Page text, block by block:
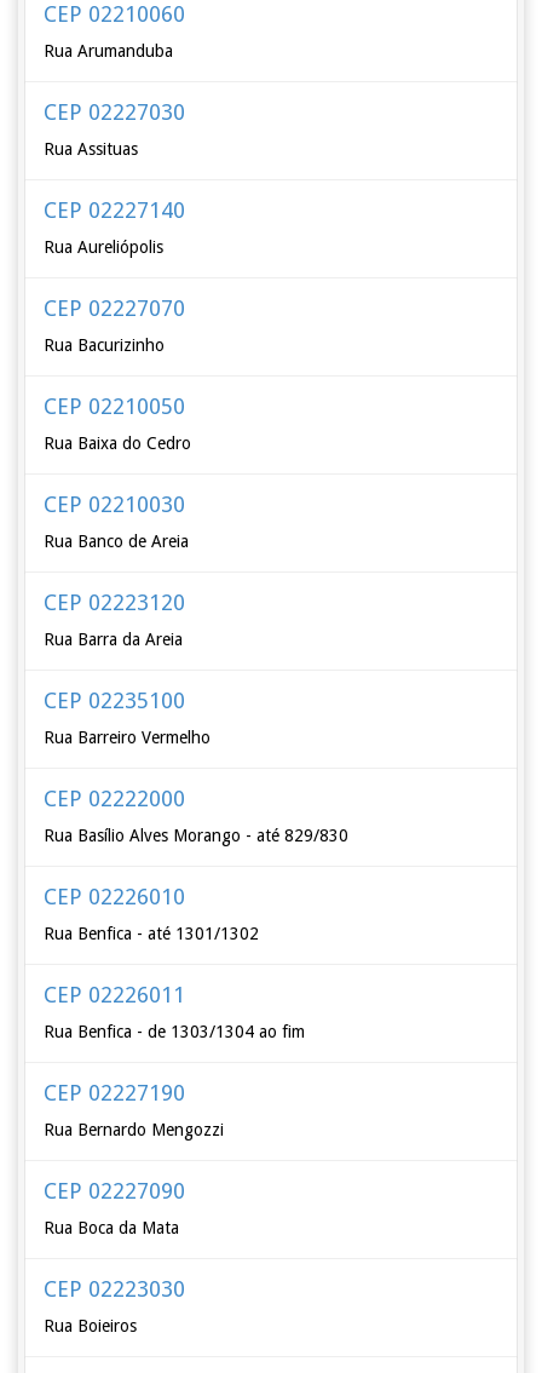
CEP 02210060
Rua Arumanduba
CEP 02227030
Rua Assituas
CEP 02227140
Rua Aureliópolis
CEP 02227070
Rua Bacurizinho
CEP 02210050
Rua Baixa do Cedro
CEP 02210030
Rua Banco de Areia
CEP 02223120
Rua Barra da Areia
CEP 02235100
Rua Barreiro Vermelho
CEP 02222000
Rua Basílio Alves Morango - até 829/830
CEP 02226010
Rua Benfica - até 1301/1302
CEP 02226011
Rua Benfica - de 1303/1304 ao fim
CEP 02227190
Rua Bernardo Mengozzi
CEP 02227090
Rua Boca da Mata
CEP 02223030
Rua Boieiros